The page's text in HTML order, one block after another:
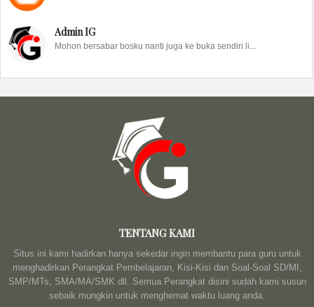
Admin IG
Mohon bersabar bosku nanti juga ke buka sendiri li...
TENTANG KAMI
Situs ini kami hadirkan hanya sekedar ingin membantu para guru untuk
menghadirkan Perangkat Pembelajaran, Kisi-Kisi dan Soal-Soal SD/MI,
SMP/MTs, SMA/MA/SMK dll. Semua Perangkat disini sudah kami susun
sebaik mungkin untuk menghemat waktu luang anda.